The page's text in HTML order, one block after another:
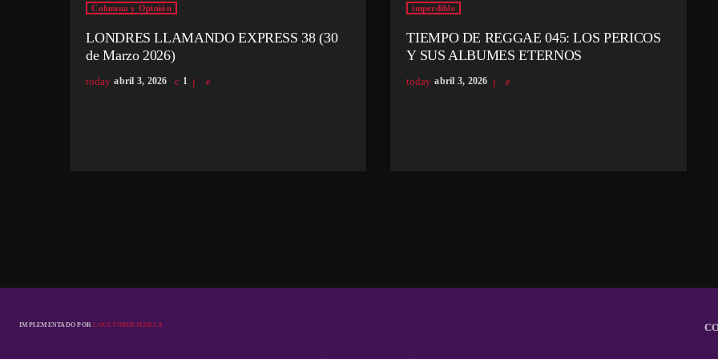
Columna y Opinión
LONDRES LLAMANDO EXPRESS 38 (30
de Marzo 2026)
today abril 3, 2026 1
imperdible
TIEMPO DE REGGAE 045: LOS PERICOS
Y SUS ALBUMES ETERNOS
today abril 3, 2026
IMPLEMENTADO PORLOCUTORDEMARCA